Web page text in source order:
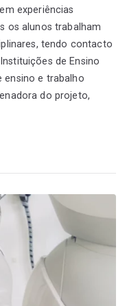
experiências
os alunos trabalham
tendo contacto
de Ensino
ensino e trabalho
do projeto,